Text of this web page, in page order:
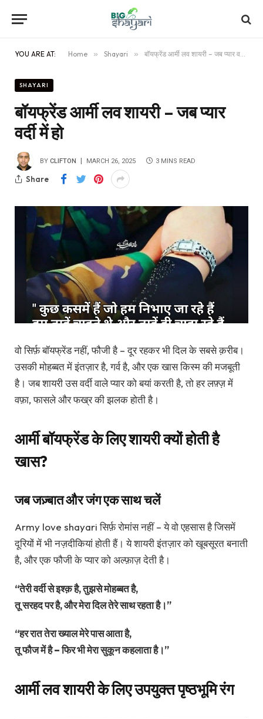
YOU ARE AT: Home » Shayari » बॉयफ्रेंड आर्मी लव शायरी – जब प्यार वर्दी में हो
SHAYARI
बॉयफ्रेंड आर्मी लव शायरी – जब प्यार
वर्दी में हो
BY CLIFTON MARCH 26, 2025 3 MINS READ
Share
वो सिर्फ़ बॉयफ्रेंड नहीं, फौजी है – दूर रहकर भी दिल के सबसे क़रीब।
उसकी मोहब्बत में इंतज़ार है, गर्व है, और एक खास किस्म की मजबूती
है। जब शायरी उस वर्दी वाले प्यार को बयां करती है, तो हर लफ़्ज़ में
वफ़ा, फासले और फख्र की झलक होती है।
आर्मी बॉयफ्रेंड के लिए शायरी क्यों होती है
खास?
जब जज़्बात और जंग एक साथ चलें
Army love shayari सिर्फ़ रोमांस नहीं – ये वो एहसास है जिसमें
दूरियों में भी नज़दीकियां होती हैं। ये शायरी इंतज़ार को खूबसूरत बनाती
है, और एक फौजी के प्यार को अल्फ़ाज़ देती है।
“तेरी वर्दी से इश्क़ है, तुझसे मोहब्बत है,
तू सरहद पर है, और मेरा दिल तेरे साथ रहता है।”
“हर रात तेरा ख्याल मेरे पास आता है,
तू फौज में है – फिर भी मेरा सुकून कहलाता है।”
आर्मी लव शायरी के लिए उपयुक्त पृष्ठभूमि रंग